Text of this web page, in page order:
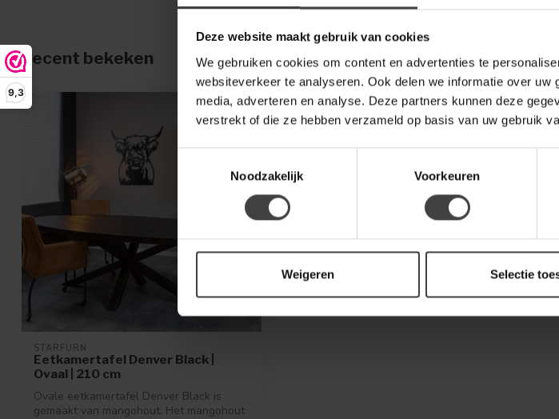
Deze website maakt gebruik van cookies
We gebruiken cookies om content en advertenties te
websiteverkeer te analyseren. Ook delen we informatie over
media, adverteren en analyse. Deze partners kunnen deze
verstrekt of die ze hebben verzameld op basis van uw gebruik
Noodzakelijk
Voorkeuren
Weigeren Selectie
9,3
Recent bekeken
STARFURN
Eetkamertafel Denver Black |
Ovaal | 210 cm
Ovale eetkamertafel Denver Black is
gemaakt van mangohout. Het mangohout